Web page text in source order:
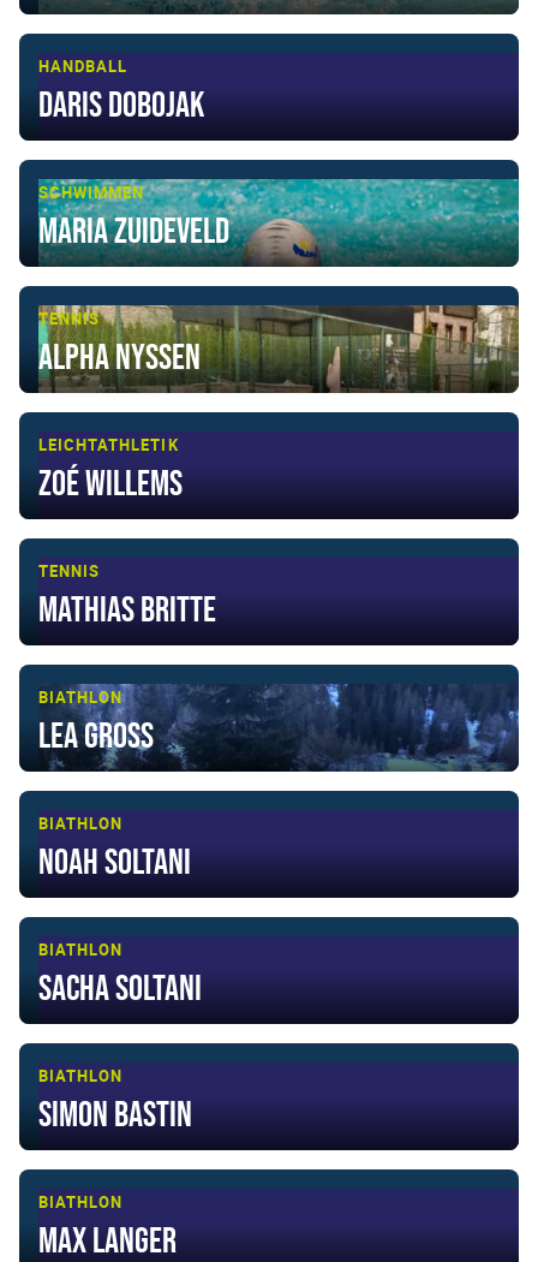
HANDBALL
Daris Dobojak
SCHWIMMEN
Maria Zuideveld
TENNIS
Alpha Nyssen
LEICHTATHLETIK
Zoé Willems
TENNIS
Mathias Britte
BIATHLON
Lea Gross
BIATHLON
Noah Soltani
BIATHLON
Sacha Soltani
BIATHLON
Simon Bastin
BIATHLON
Max Langer